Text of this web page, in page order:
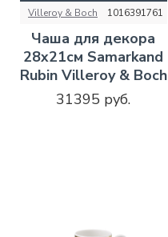
Villeroy & Boch 1016391761
Чаша для декора
28х21см Samarkand
Rubin Villeroy & Boch
31395 руб.